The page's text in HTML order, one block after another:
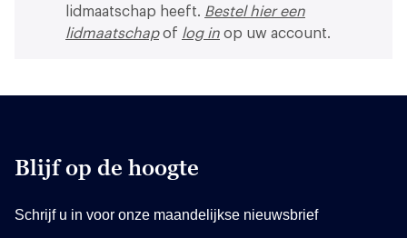
lidmaatschap heeft. Bestel hier een
lidmaatschapof log in op uw account.
Blijf op de hoogte
Schrijf u in voor onze maandelijkse nieuwsbrief